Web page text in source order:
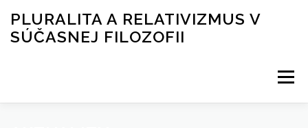
obsah
PLURALITA A RELATIVIZMUS V
SÚČASNEJ FILOZOFII
Menu